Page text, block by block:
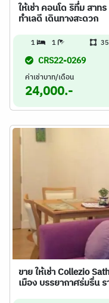
ให้เช่า คอนโด ริทึ่ม สาท
ทำเลดี เดินทางสะดวก
1 1
CRS22-0269
ค่าเช่าบาท/เดือน
24,000.-
ขาย ให้เช่า Collezio
เมือง บรรยากาศร่มรื่น